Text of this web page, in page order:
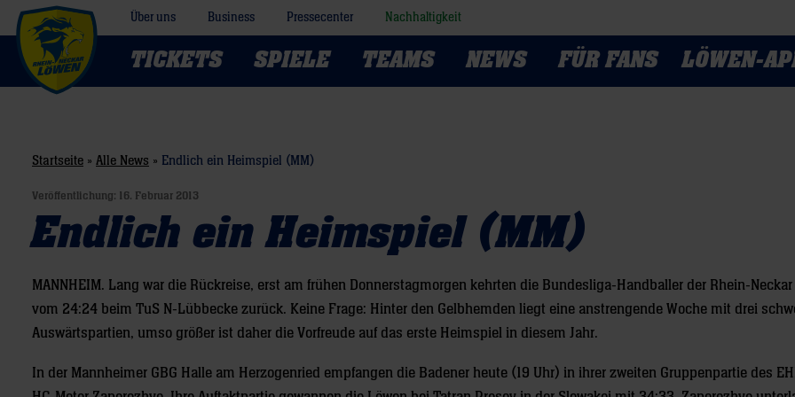
Über uns Business Pressecenter Nachhaltigkeit
TICKETS SPIELE TEAMS NEWS FÜR FANS LÖWEN-
Startseite » Alle News » Endlich ein Heimspiel (MM)
Veröffentlichung: 16. Februar 2013
Endlich ein Heimspiel (MM)
MANNHEIM. Lang war die Rückreise, erst am frühen Donnerstagmorgen kehrten die Bundesliga-Handballer der Rhein-
vom 24:24 beim TuS N-Lübbecke zurück. Keine Frage: Hinter den Gelbhemden liegt eine anstrengende Woche mit drei
Auswärtspartien, umso größer ist daher die Vorfreude auf das erste Heimspiel in diesem Jahr.
In der Mannheimer GBG Halle am Herzogenried empfangen die Badener heute (19 Uhr) in ihrer zweiten Gruppenpartie des